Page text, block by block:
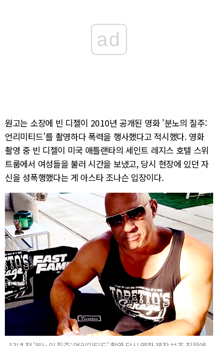
ad
원고는 소장에 빈 디젤이 2010년 공개된 영화 '분노의 질주:
언리미티드'를 촬영하다 폭력을 행사했다고 적시했다. 영화
촬영 중 빈 디젤이 미국 애틀랜타의 세인트 레지스 호텔 스위
트룸에서 여성들을 불러 시간을 보냈고, 당시 현장에 있던 자
신을 성폭행했다는 게 아스타 조나슨 입장이다.